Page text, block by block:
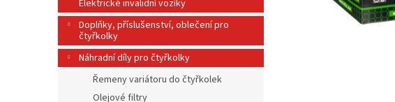
l
Elektrické invalidní vozíky
Doplňky, příslušenství, oblečení pro
čtyřkolky
Náhradní díly pro čtyřkolky
Řemeny variátoru do čtyřkolek
Olejové filtry